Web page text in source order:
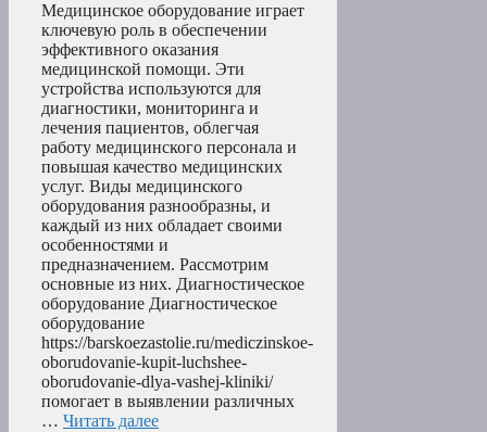
Медицинское оборудование играет
ключевую роль в обеспечении
эффективного оказания
медицинской помощи. Эти
устройства используются для
диагностики, мониторинга и
лечения пациентов, облегчая
работу медицинского персонала и
повышая качество медицинских
услуг. Виды медицинского
оборудования разнообразны, и
каждый из них обладает своими
особенностями и
предназначением. Рассмотрим
основные из них. Диагностическое
оборудование Диагностическое
оборудование
https://barskoezastolie.ru/mediczinskoe-
oborudovanie-kupit-luchshee-
oborudovanie-dlya-vashej-kliniki/
помогает в выявлении различных
… Читать далее